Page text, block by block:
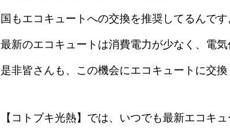
国もエコキュートへの交換を推奨してるんです
最新のエコキュートは消費電力が少なく、電気
是非皆さんも、この機会にエコキュートに交換
【コトブキ光熱】では、いつでも最新エコキ